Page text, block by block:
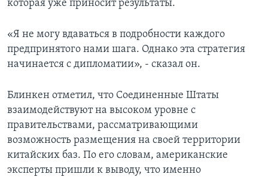
которая уже приносит результаты.
«Я не могу вдаваться в подробности каждого
предпринятого нами шага. Однако эта стратегия
начинается с дипломатии», - сказал он.
Блинкен отметил, что Соединенные Штаты
взаимодействуют на высоком уровне с
правительствами, рассматривающими
возможность размещения на своей территории
китайских баз. По его словам, американские
эксперты пришли к выводу, что именно